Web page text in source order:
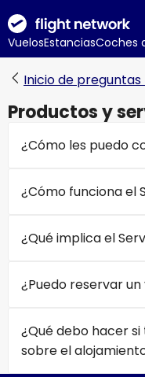
VuelosEstanciasCoches
Inicio de
Productos y
¿Cómo les puedo
¿Cómo funciona el
¿Qué implica el
¿Puedo reservar
¿Qué debo hacer
sobre el